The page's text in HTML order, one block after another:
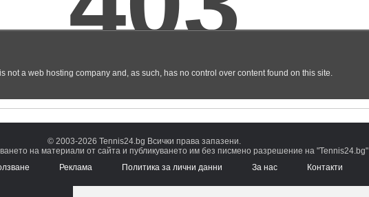
© 2003-2026 Tennis24.bg Всички права запазени.
на материали от сайта и публикуването им без писмено разрешение на "Tennis24.bg"
Реклама Политика за лични данни За нас Контакти